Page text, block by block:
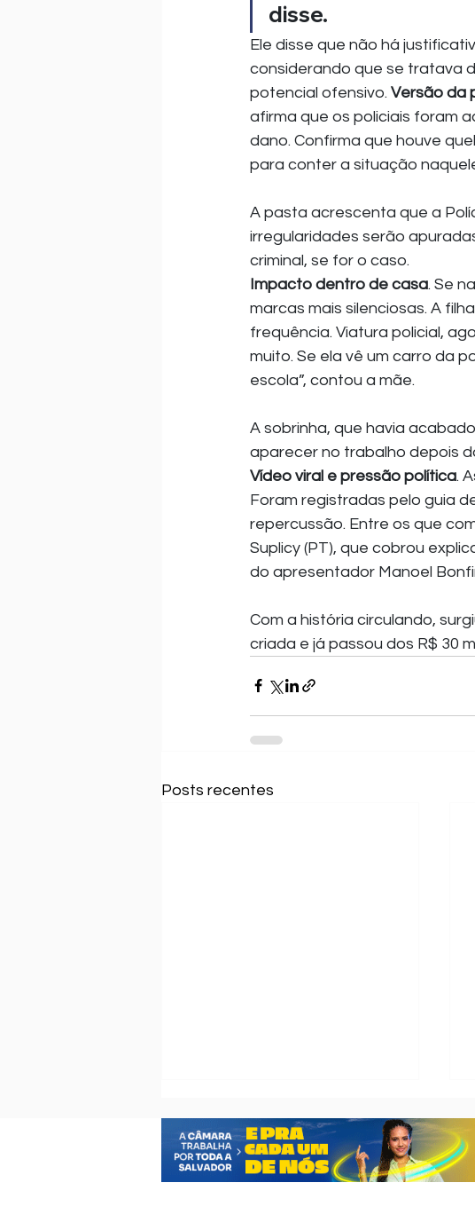
disse.
Ele disse que não há
considerando que se tratava
potencial ofensivo. Versão da
afirma que os policiais foram
dano. Confirma que houve
para conter a situação
A pasta acrescenta que a
irregularidades serão
criminal, se for o caso.
Impacto dentro de casa. Se
marcas mais silenciosas. A
frequência. Viatura policial,
muito. Se ela vê um carro da
escola”, contou a mãe.
A sobrinha, que havia
aparecer no trabalho depois
Vídeo viral e pressão política.
Foram registradas pelo guia
repercussão. Entre os que
Suplicy (PT), que cobrou
do apresentador Manoel
Com a história circulando,
criada e já passou dos R$ 30
Posts recentes